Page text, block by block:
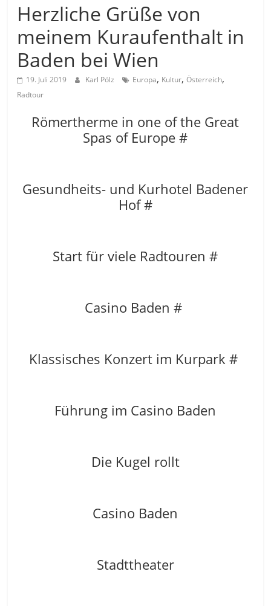
Herzliche Grüße von
meinem Kuraufenthalt in
Baden bei Wien
19. Juli 2019 Karl Pölz Europa, Kultur,Österreich,
Radtour
Römertherme in one of the Great
Spas of Europe #
Gesundheits- und Kurhotel Badener
Hof #
Start für viele Radtouren #
Casino Baden #
Klassisches Konzert im Kurpark #
Führung im Casino Baden
Die Kugel rollt
Casino Baden
Stadttheater